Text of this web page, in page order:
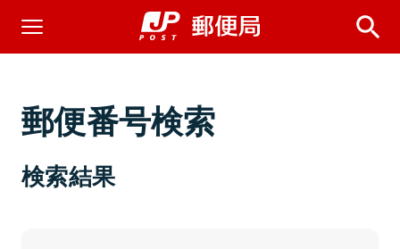
郵便番号検索
検索結果